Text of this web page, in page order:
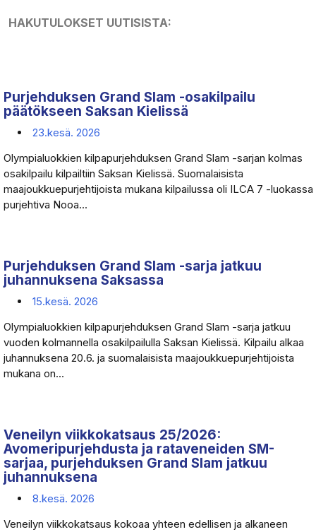
HAKUTULOKSET UUTISISTA:
Purjehduksen Grand Slam -osakilpailu
päätökseen Saksan Kielissä
23.kesä. 2026
Olympialuokkien kilpapurjehduksen Grand Slam -sarjan kolmas
osakilpailu kilpailtiin Saksan Kielissä. Suomalaisista
maajoukkuepurjehtijoista mukana kilpailussa oli ILCA 7 -luokassa
purjehtiva Nooa...
Purjehduksen Grand Slam -sarja jatkuu
juhannuksena Saksassa
15.kesä. 2026
Olympialuokkien kilpapurjehduksen Grand Slam -sarja jatkuu
vuoden kolmannella osakilpailulla Saksan Kielissä. Kilpailu alkaa
juhannuksena 20.6. ja suomalaisista maajoukkuepurjehtijoista
mukana on...
Veneilyn viikkokatsaus 25/2026:
Avomeripurjehdusta ja rataveneiden SM-
sarjaa, purjehduksen Grand Slam jatkuu
juhannuksena
8.kesä. 2026
Veneilyn viikkokatsaus kokoaa yhteen edellisen ja alkaneen